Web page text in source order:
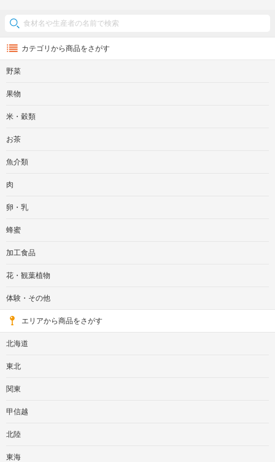
カテゴリから商品をさがす
野菜
果物
米・穀類
お茶
魚介類
肉
卵・乳
蜂蜜
加工食品
花・観葉植物
体験・その他
エリアから商品をさがす
北海道
東北
関東
甲信越
北陸
東海